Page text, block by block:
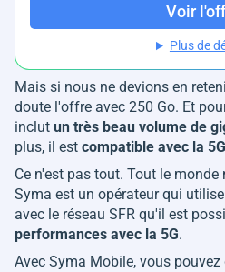
Voir
Plus de
Mais si nous ne devions en
doute l'offre avec 250 Go. Et
inclut un très beau volume de
plus, il est compatible avec la 5G
Ce n'est pas tout. Tout le
Syma est un opérateur qui utilise
avec le réseau SFR qu'il est
performances avec la 5G.
Avec Syma Mobile, vous